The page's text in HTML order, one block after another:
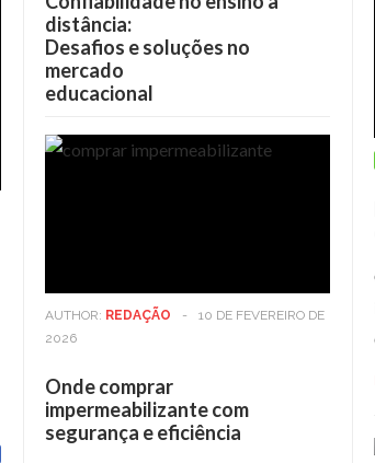
distância:
Desafios e soluções no
mercado
educacional
AUTHOR: REDAÇÃO -
10 DE FEVEREIRO DE
2026
Onde comprar
impermeabilizante com
segurança e eficiência